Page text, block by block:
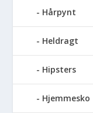
Hårpynt
Heldragt
Hipsters
Hjemmesko